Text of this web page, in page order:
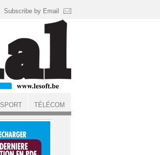
Subscribe by Email
SPORT TÉLÉCOM